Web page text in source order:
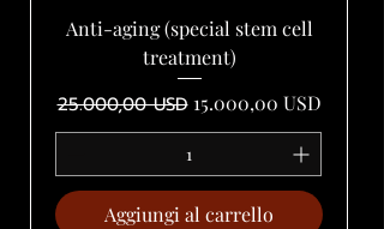
Anti-aging (special stem cell
treatment)
Prezzo regolare
25.000,00 USD Prezzo scontato
15.000,00 USD
Aggiungi al carrello